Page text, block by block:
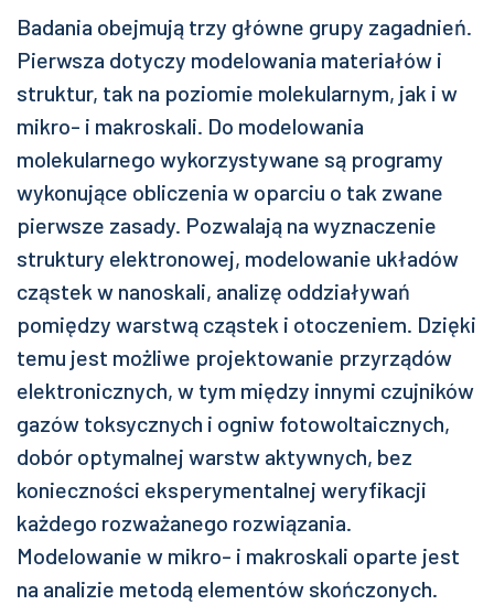
Badania obejmują trzy główne grupy zagadnień.
Pierwsza dotyczy modelowania materiałów i
struktur, tak na poziomie molekularnym, jak i w
mikro- i makroskali. Do modelowania
molekularnego wykorzystywane są programy
wykonujące obliczenia w oparciu o tak zwane
pierwsze zasady. Pozwalają na wyznaczenie
struktury elektronowej, modelowanie układów
cząstek w nanoskali, analizę oddziaływań
pomiędzy warstwą cząstek i otoczeniem. Dzięki
temu jest możliwe projektowanie przyrządów
elektronicznych, w tym między innymi czujników
gazów toksycznych i ogniw fotowoltaicznych,
dobór optymalnej warstw aktywnych, bez
konieczności eksperymentalnej weryfikacji
każdego rozważanego rozwiązania.
Modelowanie w mikro- i makroskali oparte jest
na analizie metodą elementów skończonych.